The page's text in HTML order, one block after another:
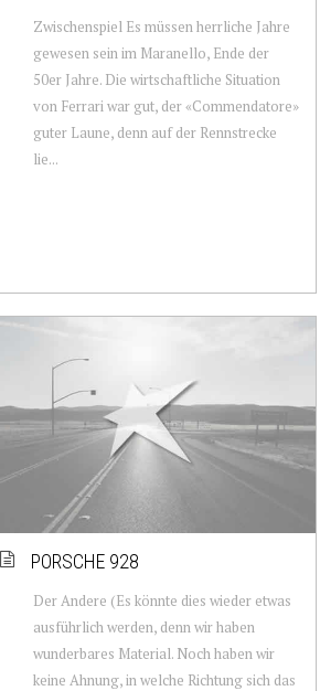
Zwischenspiel Es müssen herrliche Jahre
gewesen sein im Maranello, Ende der
50er Jahre. Die wirtschaftliche Situation
von Ferrari war gut, der «Commendatore»
guter Laune, denn auf der Rennstrecke
lie...
PORSCHE 928
Der Andere (Es könnte dies wieder etwas
ausführlich werden, denn wir haben
wunderbares Material. Noch haben wir
keine Ahnung, in welche Richtung sich das